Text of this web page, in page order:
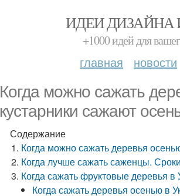
ИДЕИ ДИЗАЙНА
+1000 идей для
главная новости
Когда можно сажать
кустарники сажают
Содержание
Когда можно сажать деревья
Когда лучше сажать саженцы.
Когда сажать фруктовые деревья в
Когда сажать деревья осенью в